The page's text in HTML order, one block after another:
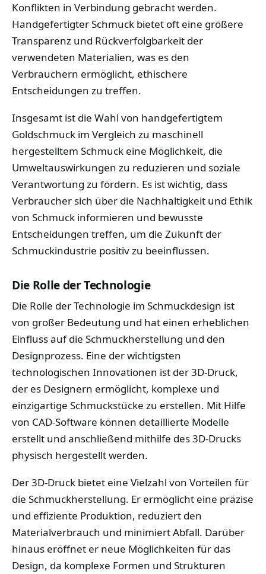
Konflikten in Verbindung gebracht werden.
Handgefertigter Schmuck bietet oft eine größere
Transparenz und Rückverfolgbarkeit der
verwendeten Materialien, was es den
Verbrauchern ermöglicht, ethischere
Entscheidungen zu treffen.
Insgesamt ist die Wahl von handgefertigtem
Goldschmuck im Vergleich zu maschinell
hergestelltem Schmuck eine Möglichkeit, die
Umweltauswirkungen zu reduzieren und soziale
Verantwortung zu fördern. Es ist wichtig, dass
Verbraucher sich über die Nachhaltigkeit und Ethik
von Schmuck informieren und bewusste
Entscheidungen treffen, um die Zukunft der
Schmuckindustrie positiv zu beeinflussen.
Die Rolle der Technologie
Die Rolle der Technologie im Schmuckdesign ist
von großer Bedeutung und hat einen erheblichen
Einfluss auf die Schmuckherstellung und den
Designprozess. Eine der wichtigsten
technologischen Innovationen ist der 3D-Druck,
der es Designern ermöglicht, komplexe und
einzigartige Schmuckstücke zu erstellen. Mit Hilfe
von CAD-Software können detaillierte Modelle
erstellt und anschließend mithilfe des 3D-Drucks
physisch hergestellt werden.
Der 3D-Druck bietet eine Vielzahl von Vorteilen für
die Schmuckherstellung. Er ermöglicht eine präzise
und effiziente Produktion, reduziert den
Materialverbrauch und minimiert Abfall. Darüber
hinaus eröffnet er neue Möglichkeiten für das
Design, da komplexe Formen und Strukturen